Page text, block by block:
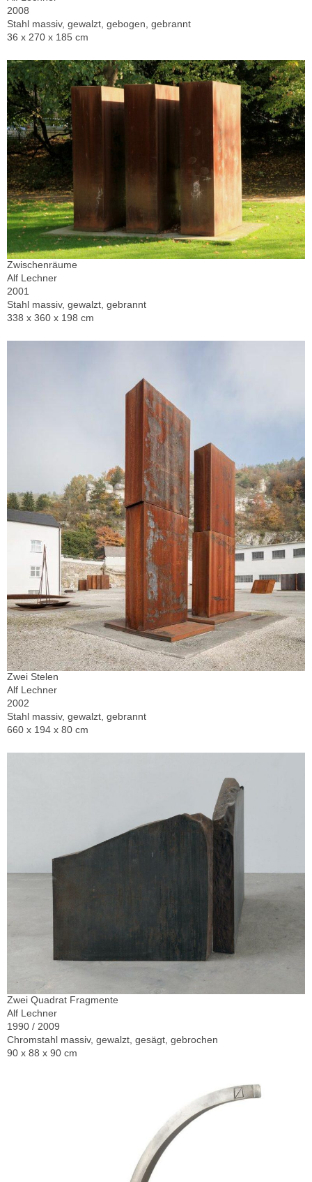
2008
Stahl massiv, gewalzt, gebogen, gebrannt
36 x 270 x 185 cm
Zwischenräume
Alf Lechner
2001
Stahl massiv, gewalzt, gebrannt
338 x 360 x 198 cm
Zwei Stelen
Alf Lechner
2002
Stahl massiv, gewalzt, gebrannt
660 x 194 x 80 cm
Zwei Quadrat Fragmente
Alf Lechner
1990 / 2009
Chromstahl massiv, gewalzt, gesägt, gebrochen
90 x 88 x 90 cm